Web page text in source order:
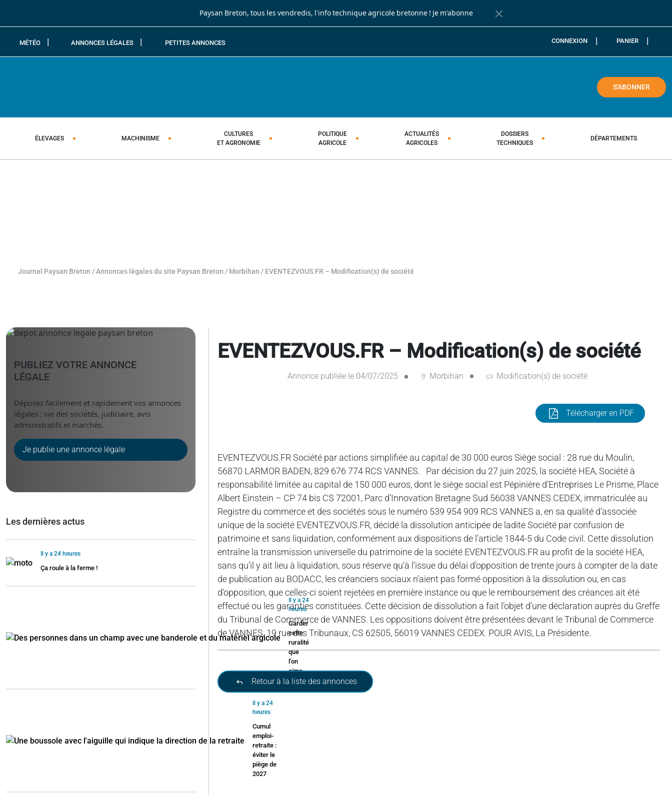
Paysan Breton, tous les vendredis, l'info technique agricole bretonne ! Je m'abonne
Fermer la barre de notification
MÉTÉO ANNONCES LÉGALES PETITES ANNONCES CONNEXION PANIER
S'ABONNER
ÉLEVAGES MACHINISME
CULTURES
ET AGRONOMIE
POLITIQUE
AGRICOLE
ACTUALITÉS
AGRICOLES
DOSSIERS
TECHNIQUES
DÉPARTEMENTS
Journal Paysan Breton /Annonces légales du site Paysan Breton / Morbihan / EVENTEZVOUS.FR – Modification(s) de société
EVENTEZVOUS.FR – Modification(s) de société
Annonce publiée le 04/07/2025 Morbihan Modification(s) de société
Télécharger en PDF
EVENTEZVOUS.FR Société par actions simplifiée au capital de 30 000 euros Siège social : 28 rue du Moulin,
56870 LARMOR BADEN, 829 676 774 RCS VANNES. Par décision du 27 juin 2025, la société HEA, Société à
responsabilité limitée au capital de 150 000 euros, dont le siège social est Pépinière d’Entreprises Le Prisme, Place
Albert Einstein – CP 74 bis CS 72001, Parc d’Innovation Bretagne Sud 56038 VANNES CEDEX, immatriculée au
Registre du commerce et des sociétés sous le numéro 539 954 909 RCS VANNES a, en sa qualité d’associée
unique de la société EVENTEZVOUS.FR, décidé la dissolution anticipée de ladite Société par confusion de
patrimoine et sans liquidation, conformément aux dispositions de l’article 1844-5 du Code civil. Cette dissolution
entraîne la transmission universelle du patrimoine de la société EVENTEZVOUS.FR au profit de la société HEA,
sans qu’il y ait lieu à liquidation, sous réserve qu’à l’issue du délai d’opposition de trente jours à compter de la date
de publication au BODACC, les créanciers sociaux n’aient pas formé opposition à la dissolution ou, en cas
d’opposition, que celles-ci soient rejetées en première instance ou que le remboursement des créances ait été
effectué ou les garanties constituées. Cette décision de dissolution a fait l’objet d’une déclaration auprès du Greffe
du Tribunal de Commerce de VANNES. Les oppositions doivent être présentées devant le Tribunal de Commerce
de VANNES, 19 rue des Tribunaux, CS 62505, 56019 VANNES CEDEX. POUR AVIS, La Présidente.
Retour à la liste des annonces
PUBLIEZ VOTRE ANNONCE
LÉGALE
Déposez facilement et rapidement vos annonces
légales : vie des sociétés, judiciaire, avis
administratifs et marchés.
Je publie une annonce légale
Les dernières actus
Il y a 24 heures
Ça roule à la ferme !
Il y a 24
heures
Garder
cette
ruralité
que
l’on
aime
Il y a 24
heures
Cumul
emploi-
retraite :
éviter le
piège de
2027